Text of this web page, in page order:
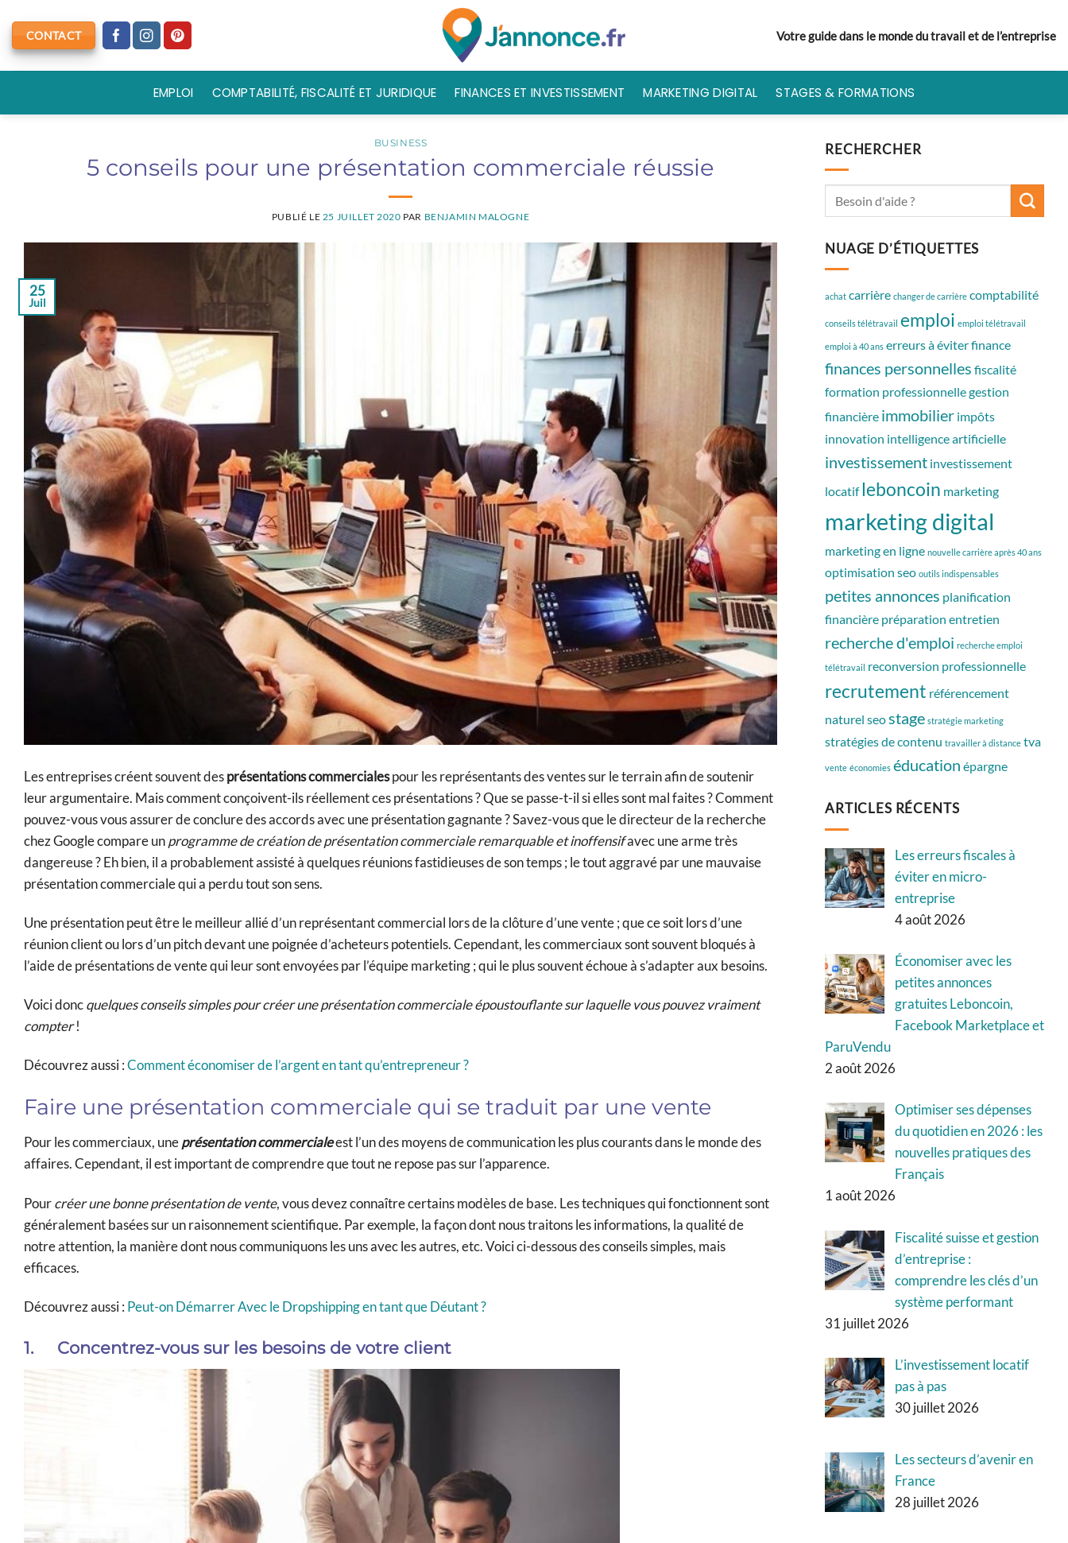
au
contenu
CONTACT Votre guide dans le monde du travail et de l’entreprise
EMPLOI COMPTABILITÉ, FISCALITÉ ET JURIDIQUE FINANCES ET INVESTISSEMENT MARKETING DIGITAL STAGES & FORMATIONS
BUSINESS
5 conseils pour une présentation commerciale réussie
PUBLIÉ LE 25 JUILLET 2020 PAR BENJAMIN MALOGNE
25
Juil
Les entreprises créent souvent desprésentations commercialespour les représentants des ventes sur le terrain afin de soutenir
leur argumentaire. Mais comment conçoivent-ils réellement ces présentations ? Que se passe-t-il si elles sont mal faites ? Comment
pouvez-vous vous assurer de conclure des accords avec une présentation gagnante ? Savez-vous que le directeur de la recherche
chez Google compare unprogramme de création de présentation commerciale remarquable et inoffensifavec une arme très
dangereuse ? Eh bien, il a probablement assisté à quelques réunions fastidieuses de son temps ; le tout aggravé par une mauvaise
présentation commerciale qui a perdu tout son sens.
Une présentation peut être le meilleur allié d’un représentant commercial lors de la clôture d’une vente ; que ce soit lors d’une
réunion client ou lors d’un pitch devant une poignée d’acheteurs potentiels. Cependant, les commerciaux sont souvent bloqués à
l’aide de présentations de vente qui leur sont envoyées par l’équipe marketing ; qui le plus souvent échoue à s’adapter aux besoins.
Voici doncquelques conseils simples pour créer une présentation commerciale époustouflante sur laquelle vous pouvez vraiment
compter!
Découvrez aussi :Comment économiser de l’argent en tant qu’entrepreneur ?
Faire une présentation commerciale qui se traduit par une vente
Pour les commerciaux, uneprésentation commercialeest l’un des moyens de communication les plus courants dans le monde des
affaires. Cependant, il est important de comprendre que tout ne repose pas sur l’apparence.
Pourcréer une bonne présentation de vente, vous devez connaître certains modèles de base. Les techniques qui fonctionnent sont
généralement basées sur un raisonnement scientifique. Par exemple, la façon dont nous traitons les informations, la qualité de
notre attention, la manière dont nous communiquons les uns avec les autres, etc. Voici ci-dessous des conseils simples, mais
efficaces.
Découvrez aussi : Peut-on Démarrer Avec le Dropshipping en tant que Déutant ?
1. Concentrez-vous sur les besoins de votre client
RECHERCHER
NUAGE D’ÉTIQUETTES
achat carrière changer de carrière comptabilité
conseils télétravail emploi emploi télétravail
emploi à 40 ans erreurs à éviterfinance
finances personnelles fiscalité
formation professionnellegestion
financière immobilier impôts
innovation intelligence artificielle
investissement investissement
locatif leboncoin marketing
marketing digital
marketing en ligne nouvelle carrière après 40 ans
optimisation seo outils indispensables
petites annonces planification
financière préparation entretien
recherche d'emploi recherche emploi
télétravail reconversion professionnelle
recrutement référencement
naturel seostage stratégie marketing
stratégies de contenu travailler à distance tva
vente économies éducation épargne
ARTICLES RÉCENTS
Les erreurs fiscales à
éviter en micro-
entreprise
4 août 2026
Économiser avec les
petites annonces
gratuites Leboncoin,
Facebook Marketplace et
ParuVendu
2 août 2026
Optimiser ses dépenses
du quotidien en 2026 : les
nouvelles pratiques des
Français
1 août 2026
Fiscalité suisse et gestion
d’entreprise :
comprendre les clés d’un
système performant
31 juillet 2026
L’investissement locatif
pas à pas
30 juillet 2026
Les secteurs d’avenir en
France
28 juillet 2026